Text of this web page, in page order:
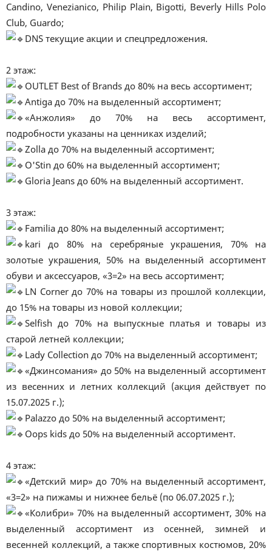
Candino, Venezianico, Philip Plain, Bigotti, Beverly Hills Polo
Club, Guardo;
DNS текущие акции и спецпредложения.
2 этаж:
OUTLET Best of Brands до 80% на весь ассортимент;
Antiga до 70% на выделенный ассортимент;
«Анжолия» до 70% на весь ассортимент,
подробности указаны на ценниках изделий;
Zolla до 70% на выделенный ассортимент;
O'Stin до 60% на выделенный ассортимент;
Gloria Jeans до 60% на выделенный ассортимент.
3 этаж:
Familia до 80% на выделенный ассортимент;
kari до 80% на серебряные украшения, 70% на
золотые украшения, 50% на выделенный ассортимент
обуви и аксессуаров, «3=2» на весь ассортимент;
LN Corner до 70% на товары из прошлой коллекции,
до 15% на товары из новой коллекции;
Selfish до 70% на выпускные платья и товары из
старой летней коллекции;
Lady Collection до 70% на выделенный ассортимент;
«Джинсомания» до 50% на выделенный ассортимент
из весенних и летних коллекций (акция действует по
15.07.2025 г.);
Palazzo до 50% на выделенный ассортимент;
Oops kids до 50% на выделенный ассортимент.
4 этаж:
«Детский мир» до 70% на выделенный ассортимент,
«3=2» на пижамы и нижнее бельё (по 06.07.2025 г.);
«Колибри» 70% на выделенный ассортимент, 30% на
выделенный ассортимент из осенней, зимней и
весенней коллекций, а также спортивных костюмов, 20%